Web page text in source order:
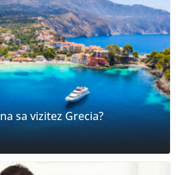
sa vizitez Grecia?